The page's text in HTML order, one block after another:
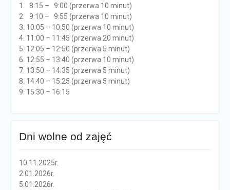
1. 8:15 – 9:00 (przerwa 10 minut)
2. 9:10 – 9:55 (przerwa 10 minut)
3. 10:05 – 10:50 (przerwa 10 minut)
4. 11:00 – 11:45 (przerwa 20 minut)
5. 12:05 – 12:50 (przerwa 5 minut)
6. 12:55 – 13:40 (przerwa 10 minut)
7. 13:50 – 14:35 (przerwa 5 minut)
8. 14:40 – 15:25 (przerwa 5 minut)
9. 15:30 – 16:15
Dni wolne od zajęć
10.11.2025r.
2.01.2026r.
5.01.2026r.